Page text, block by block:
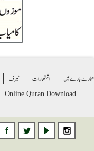
بارے میں اشتهارات ٹیرف
Online Quran Download